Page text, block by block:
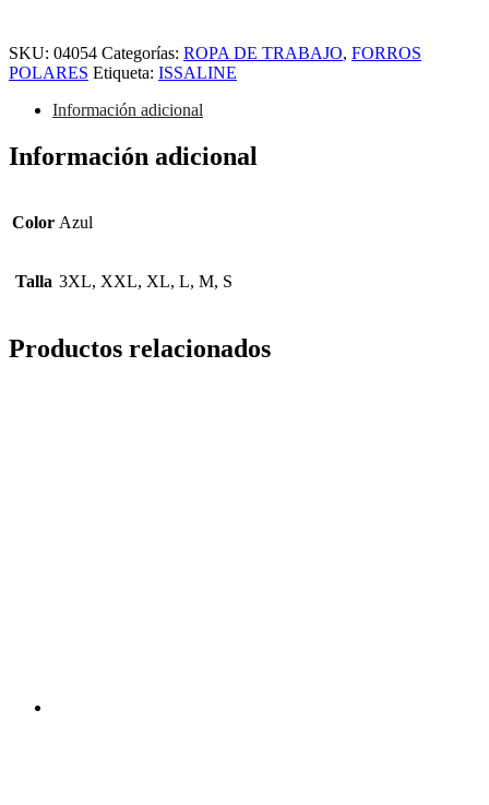
SKU: 04054 Categorías: ROPA DE TRABAJO, FORROS
POLARES Etiqueta: ISSALINE
Información adicional
Información adicional
Color Azul
Talla 3XL, XXL, XL, L, M, S
Productos relacionados